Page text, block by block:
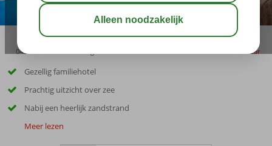
04:20 bewaar
Gezellig familiehotel
Prachtig uitzicht over zee
Nabij een heerlijk zandstrand
Meer lezen